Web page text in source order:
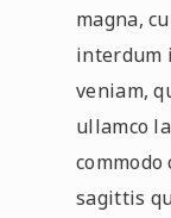
magna,
interdum
veniam,
ullamco
sagittis